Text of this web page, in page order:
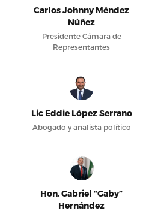
Carlos Johnny Méndez
Núñez
Presidente Cámara de
Representantes
Lic Eddie López Serrano
Abogado y analista político
Hon. Gabriel “Gaby”
Hernández